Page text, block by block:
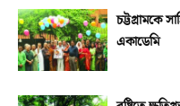
চট্টগ্রামকে
একাডেমি